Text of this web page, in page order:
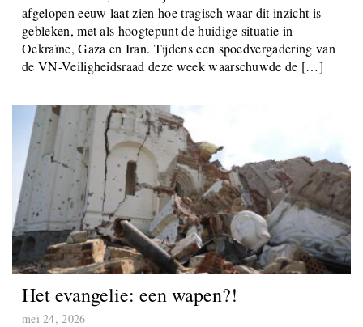
afgelopen eeuw laat zien hoe tragisch waar dit inzicht is
gebleken, met als hoogtepunt de huidige situatie in
Oekraïne, Gaza en Iran. Tijdens een spoedvergadering van
de VN-Veiligheidsraad deze week waarschuwde de […]
Het evangelie: een wapen?!
mei 24, 2026